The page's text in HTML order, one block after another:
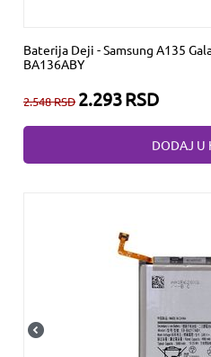
Baterija Deji - Samsung A135
BA136ABY
2.548RSD 2.293RSD
DODAJ U